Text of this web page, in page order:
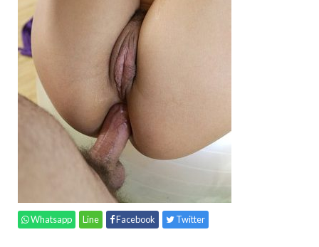
Whatsapp Line Facebook Twitter